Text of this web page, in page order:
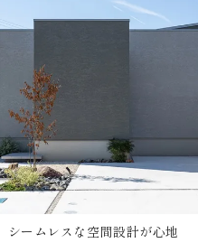
シームレスな空間設計が心地